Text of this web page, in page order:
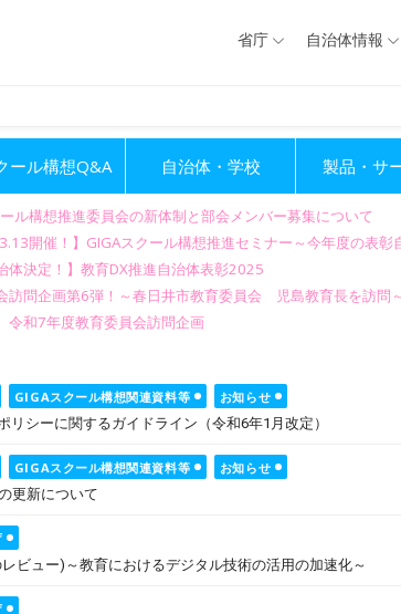
省庁 自治体情報
ール構想Q&A 自治体・学校 製品・サ
ル構想推進委員会の新体制と部会メンバー募集について
開催！】GIGAスクール構想推進セミナー～今年度の表
体決定！】教育DX推進自治体表彰2025
訪問企画第6弾！～春日井市教育委員会 児島教育長を訪問～
令和7年度教育委員会訪問企画
GIGAスクール構想関連資料等
お知らせ
リシーに関するガイドライン（令和6年1月改定）
GIGAスクール構想関連資料等
お知らせ
更新について
ビュー)～教育におけるデジタル技術の活用の加速化～